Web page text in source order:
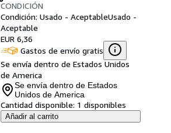
CONDICIÓN
Condición: Usado - AceptableUsado -
Aceptable
EUR 6,36
Gastos de envío gratis
Se envía dentro de Estados Unidos
de America
Se envía dentro de Estados
Unidos de America
Cantidad disponible: 1 disponibles
Añadir al carrito